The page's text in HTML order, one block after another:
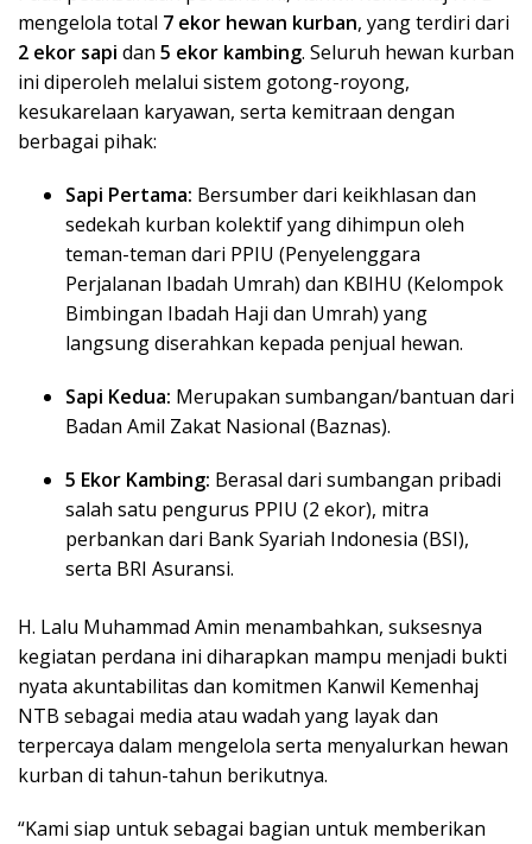
mengelola total 7 ekor hewan kurban, yang terdiri dari
2 ekor sapi dan 5 ekor kambing. Seluruh hewan kurban
ini diperoleh melalui sistem gotong-royong,
kesukarelaan karyawan, serta kemitraan dengan
berbagai pihak:
Sapi Pertama: Bersumber dari keikhlasan dan
sedekah kurban kolektif yang dihimpun oleh
teman-teman dari PPIU (Penyelenggara
Perjalanan Ibadah Umrah) dan KBIHU (Kelompok
Bimbingan Ibadah Haji dan Umrah) yang
langsung diserahkan kepada penjual hewan.
Sapi Kedua: Merupakan sumbangan/bantuan dari
Badan Amil Zakat Nasional (Baznas).
5 Ekor Kambing: Berasal dari sumbangan pribadi
salah satu pengurus PPIU (2 ekor), mitra
perbankan dari Bank Syariah Indonesia (BSI),
serta BRI Asuransi.
H. Lalu Muhammad Amin menambahkan, suksesnya
kegiatan perdana ini diharapkan mampu menjadi bukti
nyata akuntabilitas dan komitmen Kanwil Kemenhaj
NTB sebagai media atau wadah yang layak dan
terpercaya dalam mengelola serta menyalurkan hewan
kurban di tahun-tahun berikutnya.
“Kami siap untuk sebagai bagian untuk memberikan